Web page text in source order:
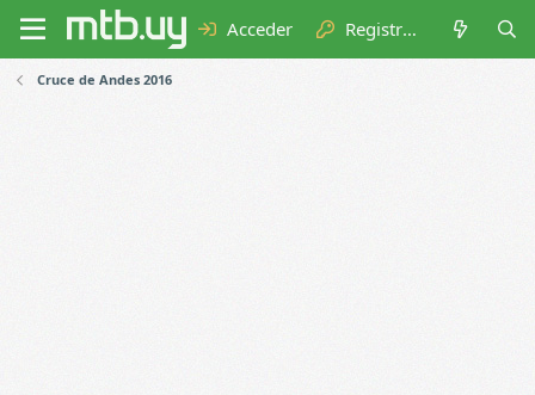
Acceder Registrarse
Cruce de Andes 2016